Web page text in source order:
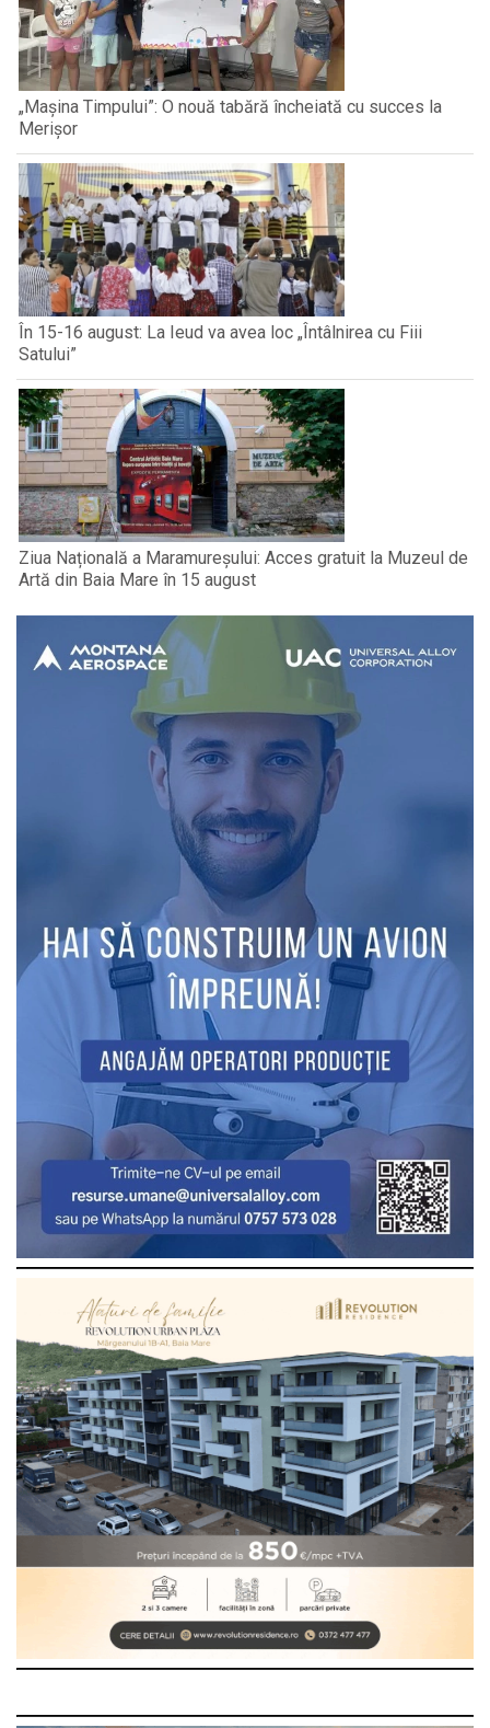
„Mașina Timpului”: O nouă tabără încheiată cu succes la
Merișor
În 15-16 august: La Ieud va avea loc „Întâlnirea cu Fiii
Satului”
Ziua Națională a Maramureșului: Acces gratuit la Muzeul de
Artă din Baia Mare în 15 august